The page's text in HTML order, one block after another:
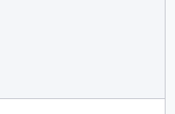
del XXIX Congreso
Contadores Públicos